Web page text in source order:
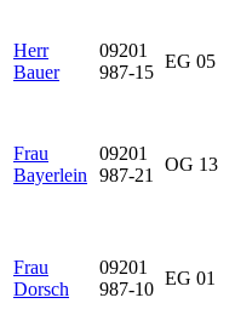
Herr
Bauer
09201
987-15
EG 05
Frau
Bayerlein
09201
987-21
OG 13
Frau
Dorsch
09201
987-10
EG 01